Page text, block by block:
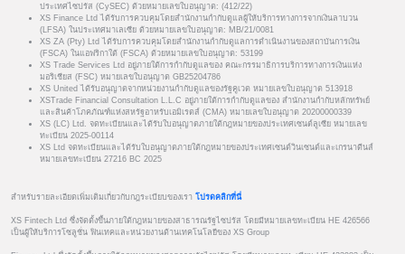
ประเทศไซปรัส (CySEC) ด้วยหมายเลขใบอนุญาต: (412/22)
XS Finance Ltd ได้รับการควบคุมโดยสำนักงานกำกับดูแลผู้ให้บริการทางการจากเงินลาบวน
(LFSA) ในประเทศมาเลเซีย ด้วยหมายเลขใบอนุญาต: MB/21/0081
XS ZA (Pty) Ltd ได้รับการควบคุมโดยสำนักงานกำกับดูแลการดำเนินงานของสถาบันการเงิน
(FSCA) ในแอฟริกาใต้ (FSCA) ด้วยหมายเลขใบอนุญาต: 53199
XS Trade Services Ltd อยู่ภายใต้การกำกับดูแลของ คณะกรรมาธิการบริการทางการเงินแห่ง
มอริเชียส (FSC) หมายเลขใบอนุญาต GB25204786
XS United ได้รับอนุญาตจากหน่วยงานกำกับดูแลของรัฐคูเวต หมายเลขใบอนุญาต 513918
XSTrade Financial Consultation L.L.C อยู่ภายใต้การกำกับดูแลของ สำนักงานกำกับหลักทรัพย์
และสินค้าโภคภัณฑ์แห่งสหรัฐอาหรับเอมิเรตส์ (CMA) หมายเลขใบอนุญาต 20200000339
XS (LC) Ltd. จดทะเบียนและได้รับใบอนุญาตภายใต้กฎหมายของประเทศเซนต์ลูเซีย หมายเลข
ทะเบียน 2025-00114
XS Ltd จดทะเบียนและได้รับใบอนุญาตภายใต้กฎหมายของประเทศเซนต์วินเซนต์และเกรนาดีนส์
หมายเลขทะเบียน 27216 BC 2025
สำหรับรายละเอียดเพิ่มเติมเกี่ยวกับกฎระเบียบของเรา โปรดคลิกที่นี่
XS Fintech Ltd ซึ่งจัดตั้งขึ้นภายใต้กฎหมายของสาธารณรัฐไซปรัส โดยมีหมายเลขทะเบียน HE 426566
เป็นผู้ให้บริการโซลูชั่น ฟินเทคและหน่วยงานด้านเทคโนโลยีของ XS Group